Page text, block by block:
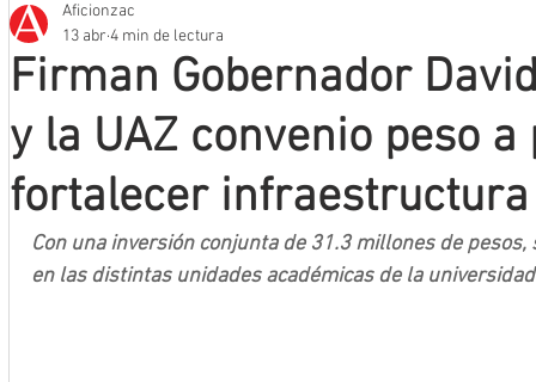
Que no se olvide
Mineros LNBP
Firman Gobernador
y la UAZ convenio peso a
fortalecer
Aficionzac
13 abr 4 min de lectura
Con una inversión conjunta de 31.3 millones de
en las distintas unidades académicas de la universidad